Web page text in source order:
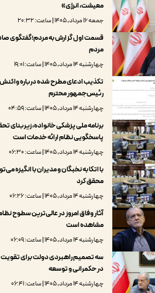
معیشت، انرژی»
جمعه ۱۶ مرداد, ۱۴۰۵ | ساعت: ۲۰:۳۲
قسمت اول گزارش به مردم؛گفتگوی
مردم
چهارشنبه ۱۴ مرداد, ۱۴۰۵ | ساعت: ۱۹:۰۱
تکذیب ادعای مطرح شده درباره واکنش
رئیس‌جمهور محترم
چهارشنبه ۱۴ مرداد, ۱۴۰۵ | ساعت: ۰۴:۵۹
برنامه ملی پزشکی خانواده، زیربنای
پاسخگویی نظام ارائه خدمات است
چهارشنبه ۱۴ مرداد, ۱۴۰۵ | ساعت: ۰۶:۳۰
با اتکا به نخبگان و مدیران با انگیزه
محقق کرد
چهارشنبه ۱۴ مرداد, ۱۴۰۵ | ساعت: ۰۶:۲۶
آثار وفاق امروز در عالی‌ترین سطوح
مشاهده است
چهارشنبه ۱۴ مرداد, ۱۴۰۵ | ساعت: ۰۶:۰۹
سه تصمیم راهبردی دولت برای
در حکمرانی و توسعه
چهارشنبه ۱۴ مرداد, ۱۴۰۵ | ساعت: ۰۶:۴۱